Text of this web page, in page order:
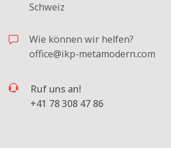
Schweiz
Wie können wir helfen?
office@ikp-metamodern.com
Ruf uns an!
+41 78 308 47 86